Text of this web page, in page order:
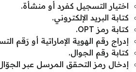
اختيار التسجيل كفرد أو منشأة.
كتابة البريد الإلكتروني.
كتابة رمز OPT.
إدراج رقم الهوية الإماراتية أو رَقم
كتابة رقم الجوال.
إدخال رمز التحقق المرسل عبر